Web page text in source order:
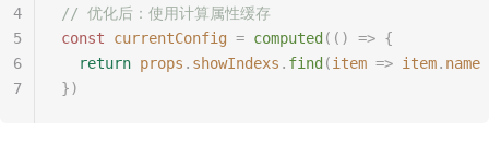
// 优化后：使用计算属性缓存
const currentConfig = computed (() => {
  return
props . showIndexs . find (item => item. name
})
4
5
6
7